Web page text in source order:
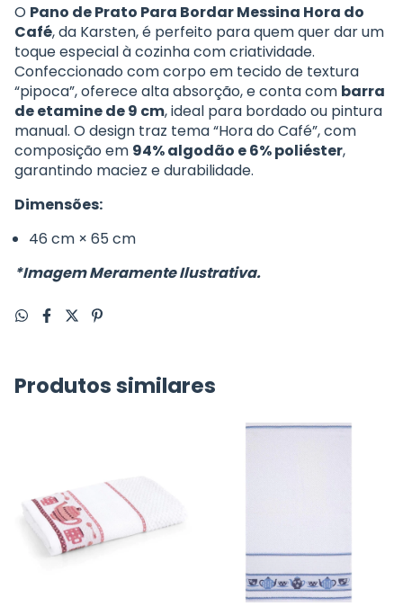
O Pano de Prato Para Bordar Messina Hora do
Café, da Karsten, é perfeito para quem quer dar um
toque especial à cozinha com criatividade.
Confeccionado com corpo em tecido de textura
“pipoca”, oferece alta absorção, e conta com barra
de etamine de 9 cm, ideal para bordado ou pintura
manual. O design traz tema “Hora do Café”, com
composição em 94% algodão e 6% poliéster,
garantindo maciez e durabilidade.
Dimensões:
46 cm × 65 cm
*Imagem Meramente Ilustrativa.
Produtos similares